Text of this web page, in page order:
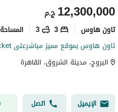
ج.م12,300,000
تاون هاوس 3
3 المساحة
البروج، مدينة الشروق، القاهرة
الإيميل اتصل